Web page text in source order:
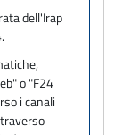
dell'Irap
o "F24
i canali